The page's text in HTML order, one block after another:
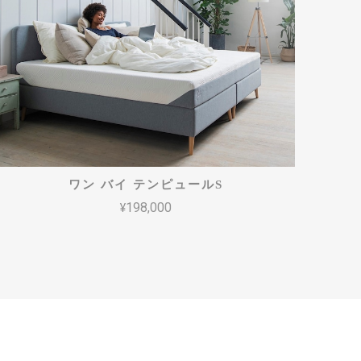
ワン バイ テンピュールS
¥198,000